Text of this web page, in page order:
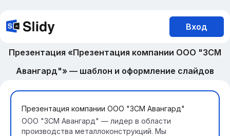
Вход
Презентация «Презентация компании ООО "ЗСМ
Авангард"» — шаблон и оформление слайдов
Презентация компании ООО "ЗСМ Авангард"
ООО "ЗСМ Авангард" — лидер в области
производства металлоконструкций. Мы